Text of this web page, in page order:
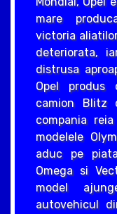
mare
victoria
deteriorata,
distrusa
Opel produs
camion Blitz
compania
modelele
aduc pe
Omega si
model
autovehicul